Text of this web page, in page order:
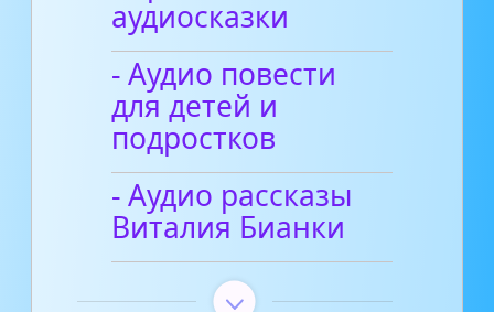
аудиосказки
- Аудио повести
для детей и
подростков
- Аудио рассказы
Виталия Бианки